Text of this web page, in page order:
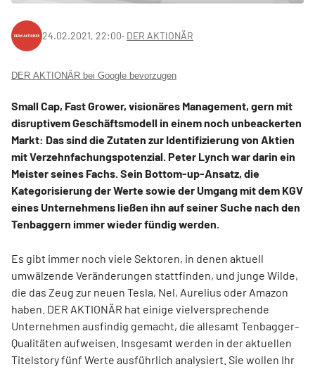
24.02.2021, 22:00‧ DER AKTIONÄR
DER AKTIONÄR bei Google bevorzugen
Small Cap, Fast Grower, visionäres Management, gern mit
disruptivem Geschäftsmodell in einem noch unbeackerten
Markt: Das sind die Zutaten zur Identifizierung von Aktien
mit Verzehnfachungspotenzial. Peter Lynch war darin ein
Meister seines Fachs. Sein Bottom-up-Ansatz, die
Kategorisierung der Werte sowie der Umgang mit dem KGV
eines Unternehmens ließen ihn auf seiner Suche nach den
Tenbaggern immer wieder fündig werden.
Es gibt immer noch viele Sektoren, in denen aktuell
umwälzende Veränderungen stattfinden, und junge Wilde,
die das Zeug zur neuen Tesla, Nel, Aurelius oder Amazon
haben. DER AKTIONÄR hat einige vielversprechende
Unternehmen ausfindig gemacht, die allesamt Tenbagger-
Qualitäten aufweisen. Insgesamt werden in der aktuellen
Titelstory fünf Werte ausführlich analysiert. Sie wollen Ihr